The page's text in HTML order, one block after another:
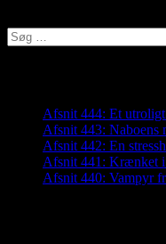
Søg
efter:
Afsnit 444: Et
Afsnit 443: Naboens
Afsnit 442: En
Afsnit 441: Krænket i
Afsnit 440: Vampyr